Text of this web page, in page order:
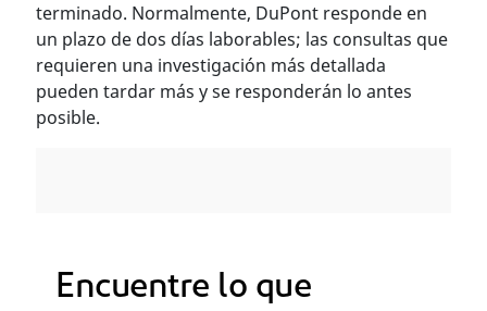
terminado. Normalmente, DuPont responde en
un plazo de dos días laborables; las consultas que
requieren una investigación más detallada
pueden tardar más y se responderán lo antes
posible.
Encuentre lo que